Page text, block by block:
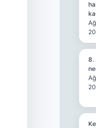
8.